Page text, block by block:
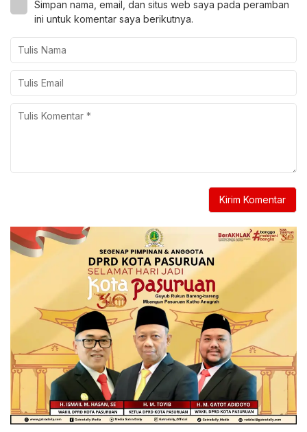
Simpan nama, email, dan situs web saya pada peramban
ini untuk komentar saya berikutnya.